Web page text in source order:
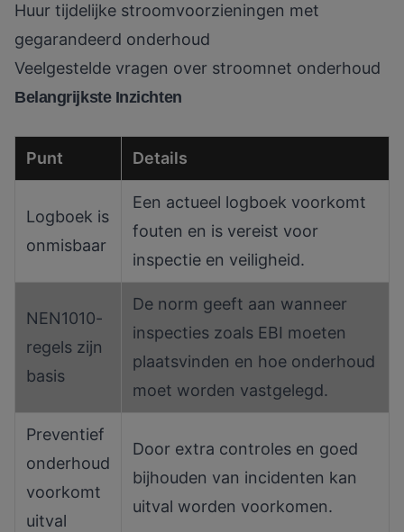
Huur tijdelijke stroomvoorzieningen met
gegarandeerd onderhoud
Veelgestelde vragen over stroomnet onderhoud
Belangrijkste Inzichten
Punt Details
Logboek is
onmisbaar
Een actueel logboek voorkomt
fouten en is vereist voor
inspectie en veiligheid.
NEN1010-
regels zijn
basis
De norm geeft aan wanneer
inspecties zoals EBI moeten
plaatsvinden en hoe onderhoud
moet worden vastgelegd.
Preventief
onderhoud
voorkomt
uitval
Door extra controles en goed
bijhouden van incidenten kan
uitval worden voorkomen.